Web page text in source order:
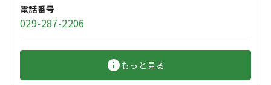
電話番号
029-287-2206
もっと見る